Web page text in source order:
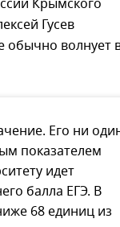
Крымского
Гусев
обычно волнует
Его ни
показателем
идет
балла ЕГЭ. В
68 единиц из